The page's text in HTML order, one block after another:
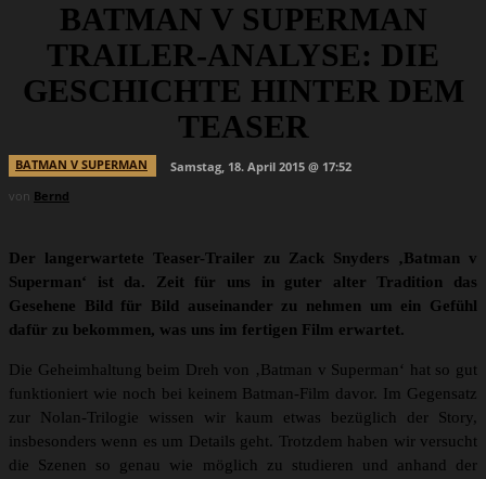
BATMAN V SUPERMAN
TRAILER-ANALYSE: DIE
GESCHICHTE HINTER DEM
TEASER
BATMAN V SUPERMAN
Samstag, 18. April 2015 @ 17:52
von Bernd
Der langerwartete Teaser-Trailer zu Zack Snyders ‚Batman v
Superman‘ ist da. Zeit für uns in guter alter Tradition das
Gesehene Bild für Bild auseinander zu nehmen um ein Gefühl
dafür zu bekommen, was uns im fertigen Film erwartet.
Die Geheimhaltung beim Dreh von ‚Batman v Superman‘ hat so gut
funktioniert wie noch bei keinem Batman-Film davor. Im Gegensatz
zur Nolan-Trilogie wissen wir kaum etwas bezüglich der Story,
insbesonders wenn es um Details geht. Trotzdem haben wir versucht
die Szenen so genau wie möglich zu studieren und anhand der